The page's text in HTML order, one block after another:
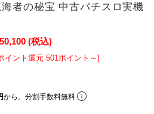
者の秘宝 中古パチスロ実機
(税込)
イント還元 501ポイント～]
から。分割手数料無料